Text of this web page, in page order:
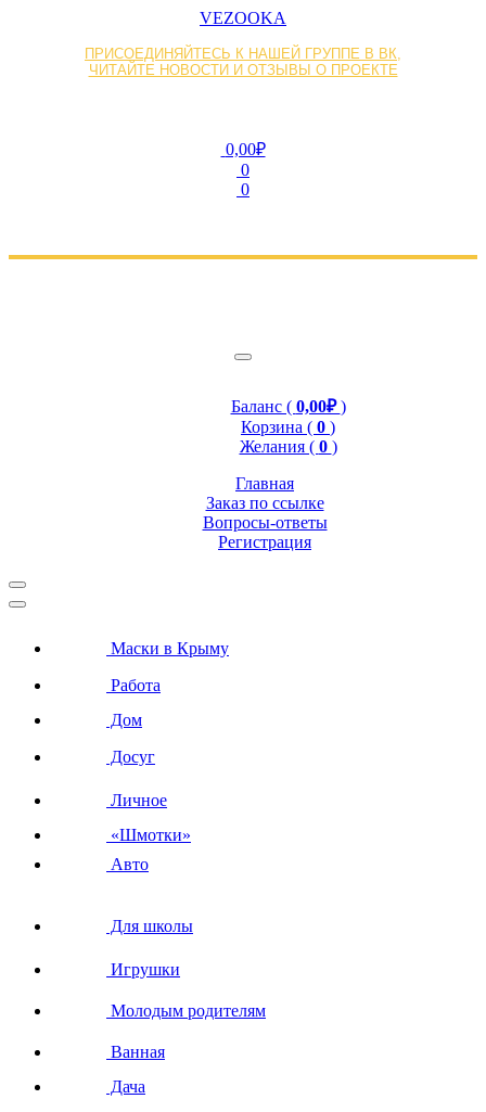
VEZOOKA
ПРИСОЕДИНЯЙТЕСЬ К НАШЕЙ ГРУППЕ В ВК,
ЧИТАЙТЕ НОВОСТИ И ОТЗЫВЫ О ПРОЕКТЕ
0,00₽
0
0
Баланс ( 0,00₽)
Корзина ( 0 )
Желания ( 0 )
Главная
Заказ по ссылке
Вопросы-ответы
Регистрация
Маски в Крыму
Работа
Дом
Досуг
Личное
«Шмотки»
Авто
Для школы
Игрушки
Молодым родителям
Ванная
Дача